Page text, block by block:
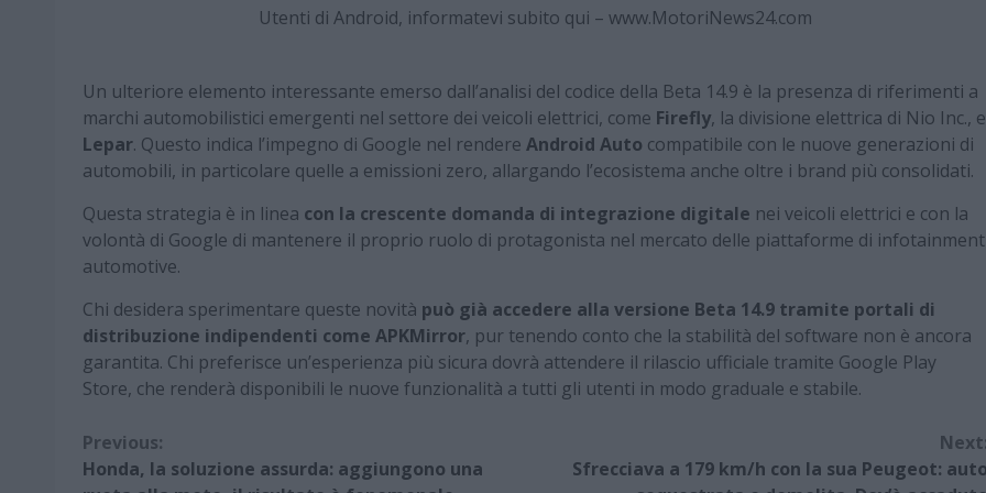
Utenti di Android, informatevi subito qui – www.MotoriNews24.com
Un ulteriore elemento interessante emerso dall’analisi del codice della Beta 14.9 è la presenza di riferimenti a
marchi automobilistici emergenti nel settore dei veicoli elettrici, come Firefly, la divisione elettrica di Nio Inc., e
Lepar. Questo indica l’impegno di Google nel rendere Android Auto compatibile con le nuove generazioni di
automobili, in particolare quelle a emissioni zero, allargando l’ecosistema anche oltre i brand più consolidati.
Questa strategia è in linea con la crescente domanda di integrazione digitale nei veicoli elettrici e con la
volontà di Google di mantenere il proprio ruolo di protagonista nel mercato delle piattaforme di infotainment
automotive.
Chi desidera sperimentare queste novità può già accedere alla versione Beta 14.9 tramite portali di
distribuzione indipendenti come APKMirror, pur tenendo conto che la stabilità del software non è ancora
garantita. Chi preferisce un’esperienza più sicura dovrà attendere il rilascio ufficiale tramite Google Play
Store, che renderà disponibili le nuove funzionalità a tutti gli utenti in modo graduale e stabile.
Continue
Previous:
Honda, la soluzione assurda: aggiungono una
Sfrecciava a 179 km/h con la sua Peugeot: